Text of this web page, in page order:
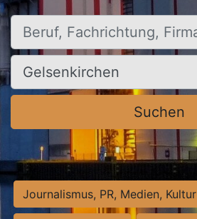
Beruf, Fachrichtung, Firma
Ort, Stadt
Suchen
Journalismus, PR, Medien, Kultur